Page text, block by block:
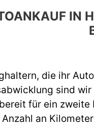
IN
die ihr
sind
für ein
an